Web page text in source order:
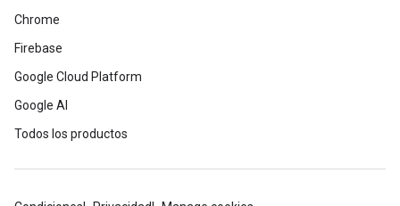
Chrome
Firebase
Google Cloud Platform
Google AI
Todos los productos